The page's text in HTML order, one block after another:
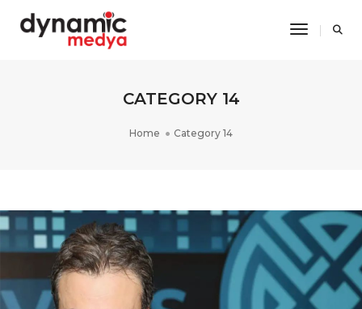
Toggle
CATEGORY 14
Home Category 14